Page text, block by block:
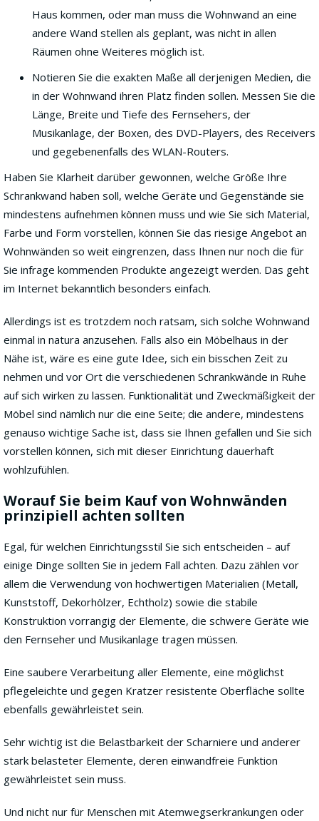
Haus kommen, oder man muss die Wohnwand an eine
andere Wand stellen als geplant, was nicht in allen
Räumen ohne Weiteres möglich ist.
Notieren Sie die exakten Maße all derjenigen Medien, die
in der Wohnwand ihren Platz finden sollen. Messen Sie die
Länge, Breite und Tiefe des Fernsehers, der
Musikanlage, der Boxen, des DVD-Players, des Receivers
und gegebenenfalls des WLAN-Routers.
Haben Sie Klarheit darüber gewonnen, welche Größe Ihre
Schrankwand haben soll, welche Geräte und Gegenstände sie
mindestens aufnehmen können muss und wie Sie sich Material,
Farbe und Form vorstellen, können Sie das riesige Angebot an
Wohnwänden so weit eingrenzen, dass Ihnen nur noch die für
Sie infrage kommenden Produkte angezeigt werden. Das geht
im Internet bekanntlich besonders einfach.
Allerdings ist es trotzdem noch ratsam, sich solche Wohnwand
einmal in natura anzusehen. Falls also ein Möbelhaus in der
Nähe ist, wäre es eine gute Idee, sich ein bisschen Zeit zu
nehmen und vor Ort die verschiedenen Schrankwände in Ruhe
auf sich wirken zu lassen. Funktionalität und Zweckmäßigkeit der
Möbel sind nämlich nur die eine Seite; die andere, mindestens
genauso wichtige Sache ist, dass sie Ihnen gefallen und Sie sich
vorstellen können, sich mit dieser Einrichtung dauerhaft
wohlzufühlen.
Worauf Sie beim Kauf von Wohnwänden
prinzipiell achten sollten
Egal, für welchen Einrichtungsstil Sie sich entscheiden – auf
einige Dinge sollten Sie in jedem Fall achten. Dazu zählen vor
allem die Verwendung von hochwertigen Materialien (Metall,
Kunststoff, Dekorhölzer, Echtholz) sowie die stabile
Konstruktion vorrangig der Elemente, die schwere Geräte wie
den Fernseher und Musikanlage tragen müssen.
Eine saubere Verarbeitung aller Elemente, eine möglichst
pflegeleichte und gegen Kratzer resistente Oberfläche sollte
ebenfalls gewährleistet sein.
Sehr wichtig ist die Belastbarkeit der Scharniere und anderer
stark belasteter Elemente, deren einwandfreie Funktion
gewährleistet sein muss.
Und nicht nur für Menschen mit Atemwegserkrankungen oder